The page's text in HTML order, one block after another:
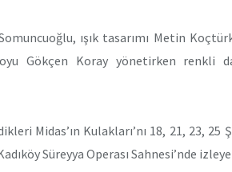
ışık tasarımı Metin
Gökçen Koray yönetirken renkli
Midas’ın Kulakları’nı 18, 21, 23, 25
Süreyya Operası Sahnesi’nde